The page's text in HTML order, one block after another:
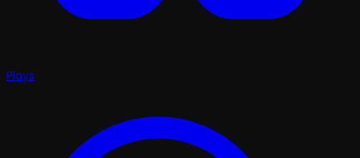
Plays